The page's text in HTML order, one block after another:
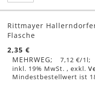
Rittmayer
Flasche
2,35 €
MEHRWEG
7,12 €/1l
inkl. 19% MwSt. , exkl.
Mindestbestellwert ist